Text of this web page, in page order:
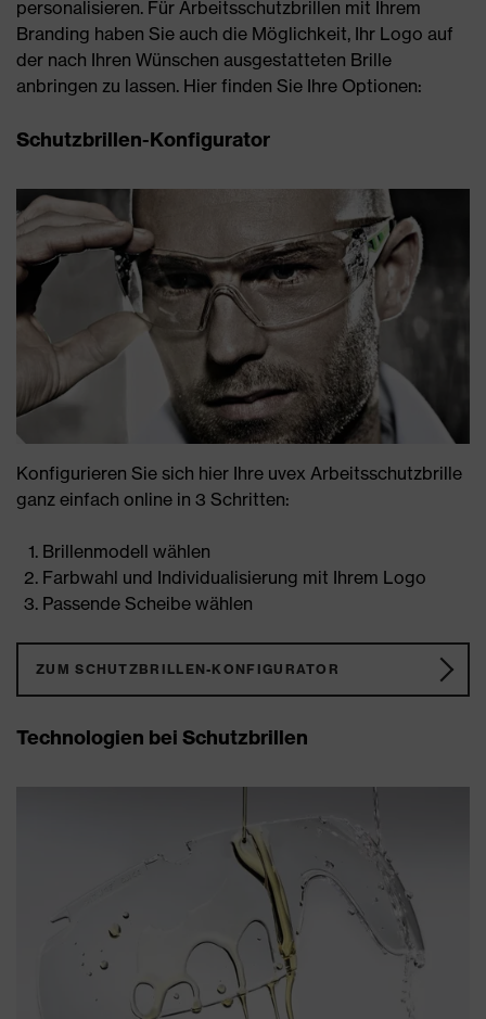
personalisieren. Für Arbeitsschutzbrillen mit Ihrem
Branding haben Sie auch die Möglichkeit, Ihr Logo auf
der nach Ihren Wünschen ausgestatteten Brille
anbringen zu lassen. Hier finden Sie Ihre Optionen:
Schutzbrillen-Konfigurator
Konfigurieren Sie sich hier Ihre uvex Arbeitsschutzbrille
ganz einfach online in 3 Schritten:
Brillenmodell wählen
Farbwahl und Individualisierung mit Ihrem Logo
Passende Scheibe wählen
ZUM SCHUTZBRILLEN-KONFIGURATOR
Technologien bei Schutzbrillen